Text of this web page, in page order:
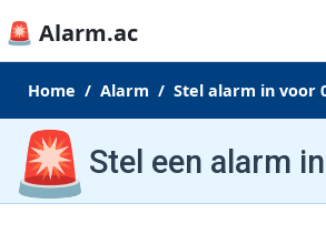
🚨 Alarm.ac
Home Alarm Stel alarm in voor
🚨 Stel een alarm